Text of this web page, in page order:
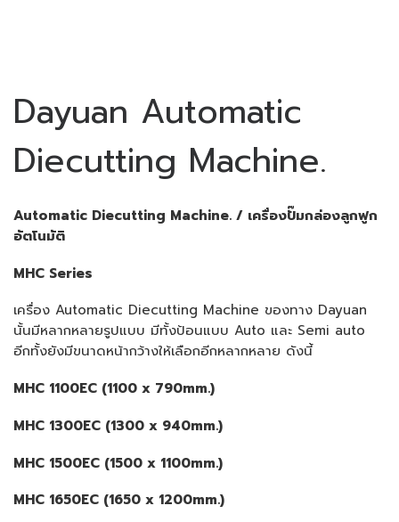
Dayuan Automatic
Diecutting Machine.
Automatic Diecutting Machine. / เครื่องปั๊มกล่องลูกฟูก
อัตโนมัติ
MHC Series
เครื่อง Automatic Diecutting Machine ของทาง Dayuan
นั้นมีหลากหลายรูปแบบ มีทั้งป้อนแบบ Auto และ Semi auto
อีกทั้งยังมีขนาดหน้ากว้างให้เลือกอีกหลากหลาย ดังนี้
MHC 1100EC (1100 x 790mm.)
MHC 1300EC (1300 x 940mm.)
MHC 1500EC (1500 x 1100mm.)
MHC 1650EC (1650 x 1200mm.)